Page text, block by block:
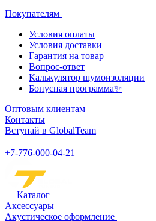
Покупателям
Условия оплаты
Условия доставки
Гарантия на товар
Вопрос-ответ
Калькулятор шумоизоляции
Бонусная программа✨
Оптовым клиентам
Контакты
Вступай в GlobalTeam
+7-776-000-04-21
Каталог
Аксессуары
Акустическое оформление